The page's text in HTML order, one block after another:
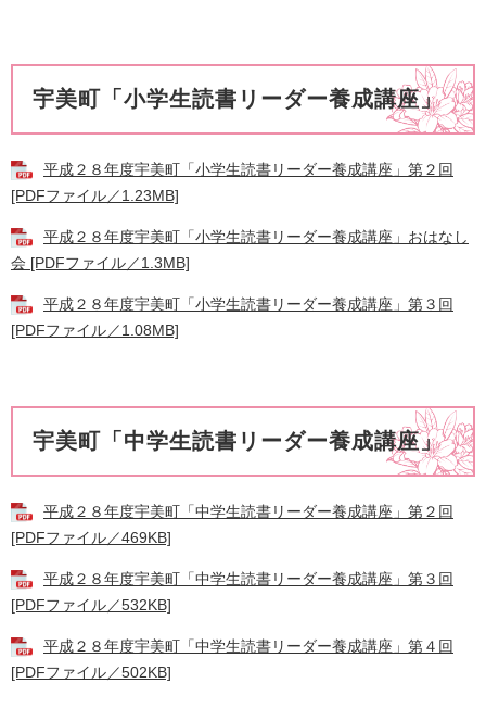
宇美町「小学生読書リーダー養成講座」
平成２８年度宇美町「小学生読書リーダー養成講座」第２回
[PDFファイル／1.23MB]
平成２８年度宇美町「小学生読書リーダー養成講座」おはなし
会 [PDFファイル／1.3MB]
平成２８年度宇美町「小学生読書リーダー養成講座」第３回
[PDFファイル／1.08MB]
宇美町「中学生読書リーダー養成講座」
平成２８年度宇美町「中学生読書リーダー養成講座」第２回
[PDFファイル／469KB]
平成２８年度宇美町「中学生読書リーダー養成講座」第３回
[PDFファイル／532KB]
平成２８年度宇美町「中学生読書リーダー養成講座」第４回
[PDFファイル／502KB]